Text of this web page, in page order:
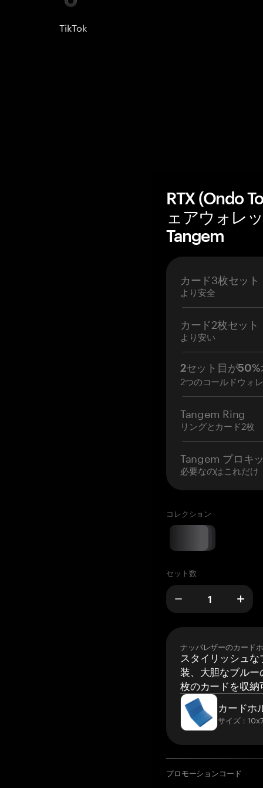
TikTok
RTX (Ondo
ェアウォレ
Tangem
カード3枚セット
より安全
カード2枚セット
より安い
2セット目が50%
2つのコールドウォ
Tangem Ring
リングとカード2枚
Tangem プロキ
必要なのはこれだけ
コレクション
セット数
ナッパレザーのカード
スタイリッシュ
装、大胆なブルー
枚のカードを収納
カードホ
サイズ：
プロモーションコード